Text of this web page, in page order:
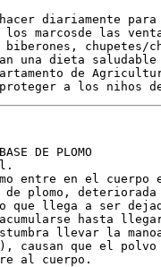
hacer diariamente
marcosde las
biberones,
una dieta
de
DE PLOMO
entre en el
plomo,
que llega a ser
hasta
llevar la
causan que el
al cuerpo.